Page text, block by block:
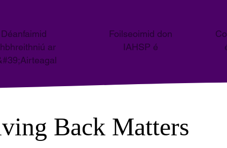
Déanfaimid
ar
Foilseoimid don
IAHSP é
Back Matters